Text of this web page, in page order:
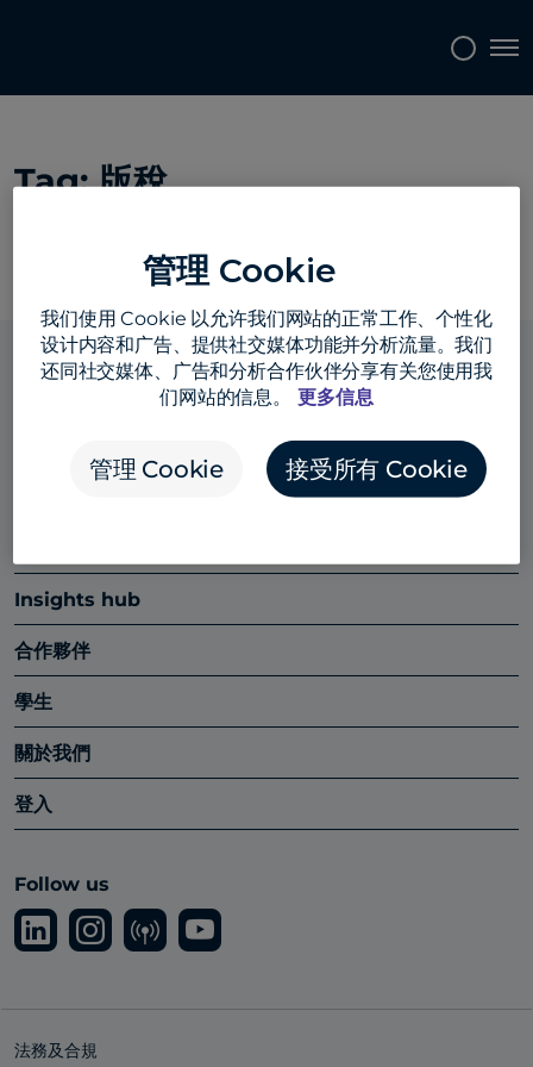
Tag:版稅
Insights hub
合作夥伴
學生
關於我們
登入
Follow us
法務及合規
管理 Cookie
我们使用 Cookie 以允许我们网站的正常工作、个性化
设计内容和广告、提供社交媒体功能并分析流量。我们
还同社交媒体、广告和分析合作伙伴分享有关您使用我
们网站的信息。
更多信息
管理 Cookie 接受所有 Cookie